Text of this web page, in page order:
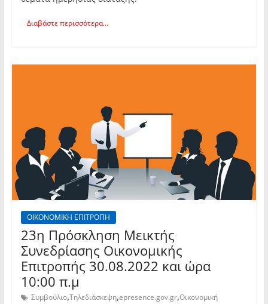
Διαβάστε περισσότερα...
ΟΙΚΟΝΟΜΙΚΗ ΕΠΙΤΡΟΠΗ
23η Πρόσκληση Μεικτής
Συνεδρίασης Οικονομικής
Επιτροπής 30.08.2022 και ώρα
10:00 π.μ
Συμβούλιο,Τηλεδιάσκεψη,epresence.gov.gr,Οικονομική